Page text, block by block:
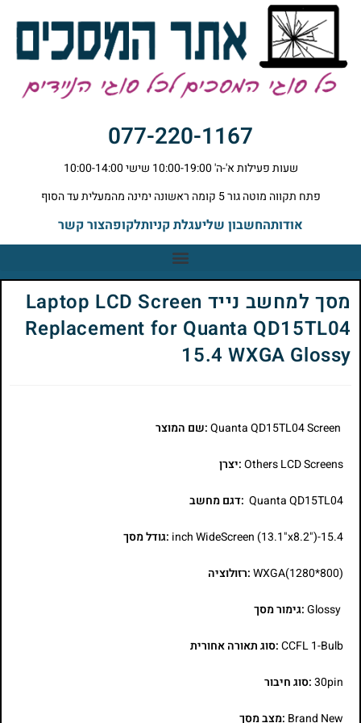
077-220-1167
שעות פעילות א'-ה' 10:00-19:00 שישי 10:00-14:00
פתח תקווה מוטה גור 5 קומה ראשונה ימינה מהמעלית עד הסוף
אודותהחשבון שליעגלת קניותלקופהצור קשר
מסך למחשב נייד Laptop LCD Screen
Replacement for Quanta QD15TL04
15.4 WXGA Glossy
:שם המוצר
Others LCD Screens:יצרן
Quanta QD15TL04 :דגם מחשב
15.4-inch WideScreen (13.1"x8.2") :גודל מסך
WXGA(1280*800):רזולוציה
Glossy:גימור מסך
CCFL 1-Bulb:סוג תאורה אחורית
30pin:סוג חיבור
Brand New :מצב מסך